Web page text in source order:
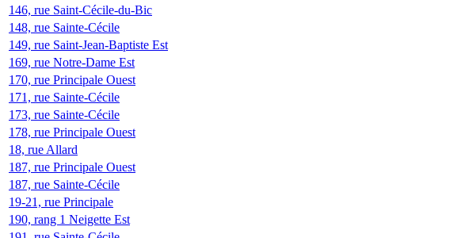
146, rue Saint-Cécile-du-Bic
148, rue Sainte-Cécile
149, rue Saint-Jean-Baptiste Est
169, rue Notre-Dame Est
170, rue Principale Ouest
171, rue Sainte-Cécile
173, rue Sainte-Cécile
178, rue Principale Ouest
18, rue Allard
187, rue Principale Ouest
187, rue Sainte-Cécile
19-21, rue Principale
190, rang 1 Neigette Est